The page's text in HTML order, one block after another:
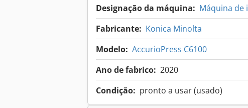
Designação da máquina: Máquina de
Fabricante: Konica Minolta
Modelo: AccurioPress C6100
Ano de fabrico: 2020
Condição: pronto a usar (usado)